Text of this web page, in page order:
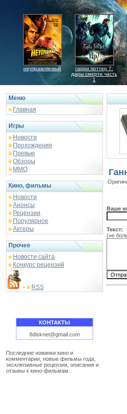
неуправляемый
гарри поттер 7:
дары смерти часть
1
Меню
Главная
Игры
Новости
Прохождения
Превью
Обзоры
ММО
Кино, фильмы
Новости
Анонсы
Рецензии
Популярное
Актеры
Прочее
Новости сайта
Конкурс рецензий
- RSS
КОНТАКТЫ
8disknet@gmail.com
Последние новинки кино и
комментарии, новые фильмы года,
эксклюзивные рецензии, описания и
отзывы к кино-фильмам.
Ваше
Текст:
(не